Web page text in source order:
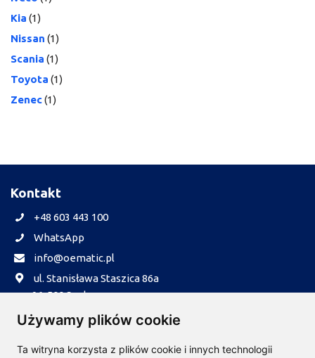
Używamy plików cookie
Ta witryna korzysta z plików cookie i innych technologii
Kia (1)
Nissan (1)
Scania (1)
Toyota (1)
Zenec(1)
Kontakt
+48 603 443 100
WhatsApp
info@oematic.pl
ul. Stanisława Staszica 86a
96-500 Sochaczew
Informacje